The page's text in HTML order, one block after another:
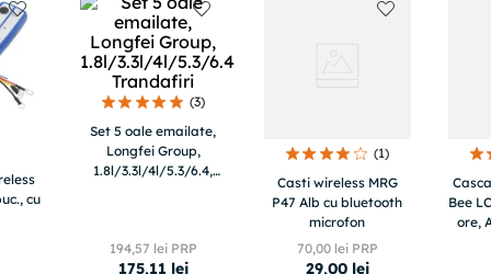
cu
(3)
Set 5 oale emailate,
Longfei Group,
1.8l/3.3l/4l/5.3/6.4,
194,57 lei PRP
175,11 lei
(1)
Casti wireless MRG
P47 Alb cu bluetooth
microfon
70,00lei PRP
29,00 lei
Bee
ore,